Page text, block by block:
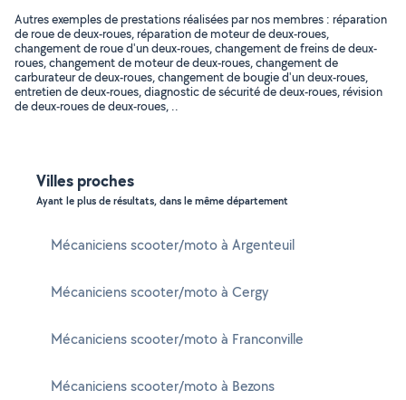
Autres exemples de prestations réalisées par nos membres : réparation
de roue de deux-roues, réparation de moteur de deux-roues,
changement de roue d'un deux-roues, changement de freins de deux-
roues, changement de moteur de deux-roues, changement de
carburateur de deux-roues, changement de bougie d'un deux-roues,
entretien de deux-roues, diagnostic de sécurité de deux-roues, révision
de deux-roues de deux-roues, ..
Villes proches
Ayant le plus de résultats, dans le même département
Mécaniciens scooter/moto à Argenteuil
Mécaniciens scooter/moto à Cergy
Mécaniciens scooter/moto à Franconville
Mécaniciens scooter/moto à Bezons